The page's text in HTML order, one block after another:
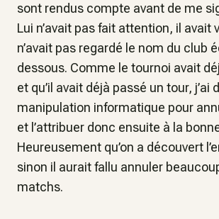
sont rendus compte avant de me
Lui n’avait pas fait attention, il avait
n’avait pas regardé le nom du club
dessous. Comme le tournoi avait
et qu’il avait déjà passé un tour, j’ai
manipulation informatique pour
et l’attribuer donc ensuite à la
Heureusement qu’on a découvert
sinon il aurait fallu annuler
matchs.